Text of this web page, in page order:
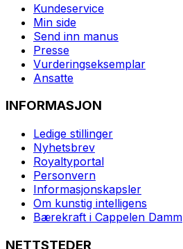
Kundeservice
Min side
Send inn manus
Presse
Vurderingseksemplar
Ansatte
INFORMASJON
Ledige stillinger
Nyhetsbrev
Royaltyportal
Personvern
Informasjonskapsler
Om kunstig intelligens
Bærekraft i Cappelen Damm
NETTSTEDER